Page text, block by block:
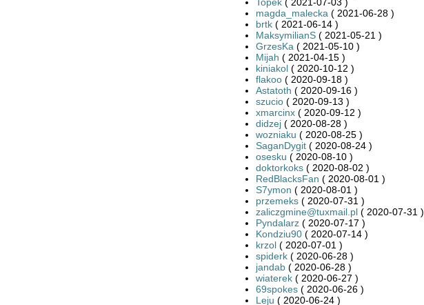
magda_malecka ( 2021-06-28 )
brtk( 2021-06-14 )
MaksymilianS( 2021-05-21 )
GrzesKa ( 2021-05-10 )
Mijah ( 2021-04-15 )
kiniakol( 2020-10-12 )
flakoo( 2020-09-18 )
Astatoth ( 2020-09-16 )
szucio( 2020-09-13 )
xmarcinx( 2020-09-12 )
didzej( 2020-08-28 )
wozniaku ( 2020-08-25 )
SaganDygit( 2020-08-24 )
osesku ( 2020-08-10 )
doktorkoks( 2020-08-02 )
RedBlacksFan ( 2020-08-01 )
S7ymon ( 2020-08-01 )
przemeks( 2020-07-31 )
zaliczgmine@tuxmail.pl( 2020-07-31 )
Pyndalarz( 2020-07-17 )
Kondziu90( 2020-07-14 )
krzol( 2020-07-01 )
spiderk( 2020-06-28 )
jandab( 2020-06-28 )
wiaterek( 2020-06-27 )
69spokes( 2020-06-26 )
Leju ( 2020-06-24 )